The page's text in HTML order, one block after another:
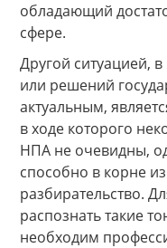
обладающий
сфере.
Другой ситуацией,
или решений
актуальным,
в ходе которого
НПА не очевидны,
способно в корне
разбирательство.
распознать такие
необходим